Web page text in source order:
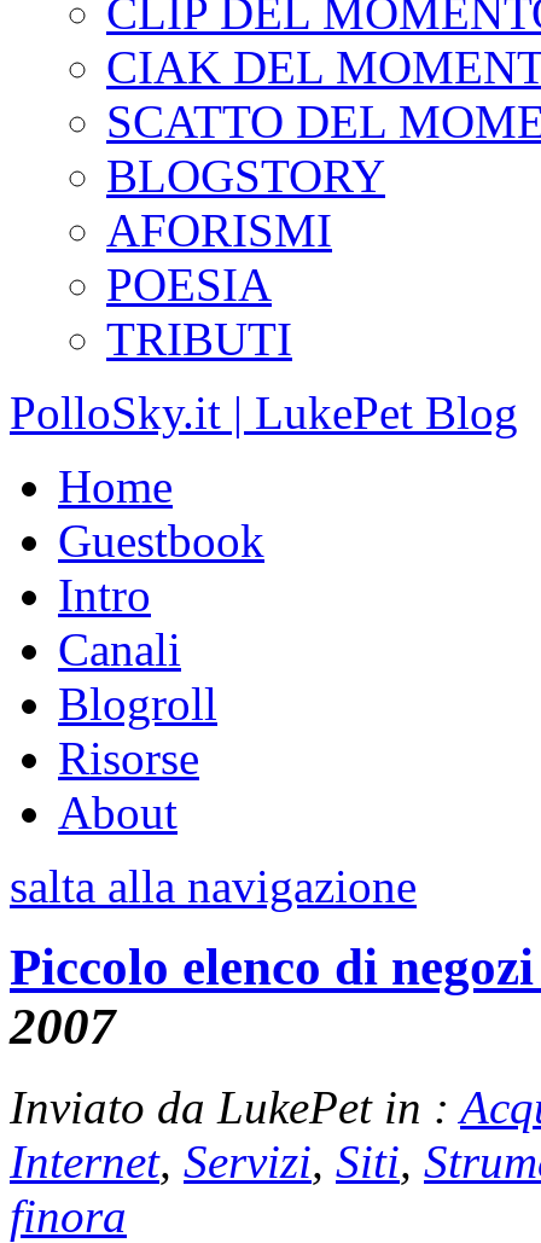
CLIP DEL
CIAK DEL
SCATTO DEL
BLOGSTORY
AFORISMI
POESIA
TRIBUTI
PolloSky.it | LukePet Blog
Home
Guestbook
Intro
Canali
Blogroll
Risorse
About
salta alla navigazione
Piccolo elenco di
2007
Inviato da LukePet in :
Internet, Servizi, Siti,
finora